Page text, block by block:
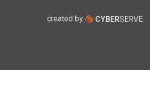
created by CYBERSERVE